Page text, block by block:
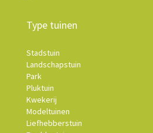
Type tuinen
Stadstuin
Landschapstuin
Park
Pluktuin
Kwekerij
Modeltuinen
Liefhebberstuin